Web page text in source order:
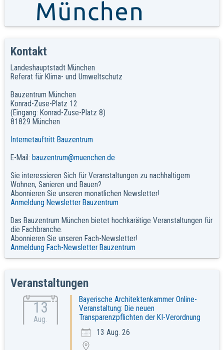
Kontakt
Landeshauptstadt München
Referat für Klima- und Umweltschutz
Bauzentrum München
Konrad-Zuse-Platz 12
(Eingang: Konrad-Zuse-Platz 8)
81829 München
Internetauftritt Bauzentrum
E-Mail: bauzentrum@muenchen.de
Sie interessieren Sich für Veranstaltungen zu nachhaltigem
Wohnen, Sanieren und Bauen?
Abonnieren Sie unseren monatlichen Newsletter!
Anmeldung Newsletter Bauzentrum
Das Bauzentrum München bietet hochkarätige Veranstaltungen für
die Fachbranche.
Abonnieren Sie unseren Fach-Newsletter!
Anmeldung Fach-Newsletter Bauzentrum
Veranstaltungen
13
Aug.
Bayerische Architektenkammer Online-
Veranstaltung: Die neuen
Transparenzpflichten der KI-Verordnung
13 Aug. 26